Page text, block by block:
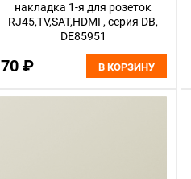
накладка 1-я для розеток
RJ45,TV,SAT,HDMI , серия DB,
DE85951
70 ₽ В КОРЗИНУ